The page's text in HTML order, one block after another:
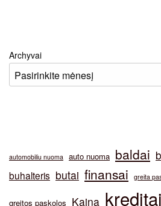
Archyvai
automobiliu nuoma auto nuoma baldai
buhalteris butai finansai greita
greitos paskolos Kaina kreditai